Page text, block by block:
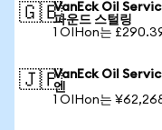
🇬🇧VanEck Oil
파운드 스털링
1 OIHon는
🇯🇵VanEck Oil
엔
1 OIHon는